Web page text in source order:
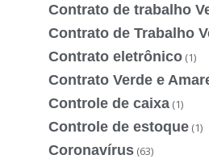
Contrato de trabalho
Contrato de Trabalho
Contrato eletrônico (1)
Contrato Verde e
Controle de caixa (1)
Controle de estoque (1)
Coronavírus (63)